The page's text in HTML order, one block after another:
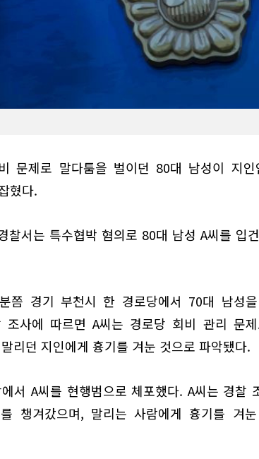
문제로 말다툼을 벌이던 80대 남성이 지인
혔다.
찰서는 특수협박 혐의로 80대 남성 A씨를 입
쯤 경기 부천시 한 경로당에서 70대 남성
사에 따르면 A씨는 경로당 회비 관리 문
리던 지인에게 흉기를 겨눈 것으로 파악됐다.
서 A씨를 현행범으로 체포했다. A씨는 경찰
챙겨갔으며, 말리는 사람에게 흉기를 겨